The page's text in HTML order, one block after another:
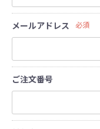
メールアドレス 必須
ご注文番号